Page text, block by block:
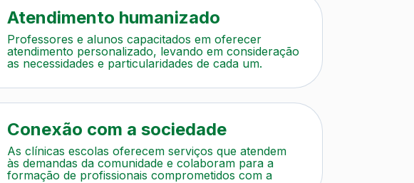
Atendimento humanizado
Professores e alunos capacitados em oferecer
atendimento personalizado, levando em consideração
as necessidades e particularidades de cada um.
Conexão com a sociedade
As clínicas escolas oferecem serviços que atendem
às demandas da comunidade e colaboram para a
formação de profissionais comprometidos com a